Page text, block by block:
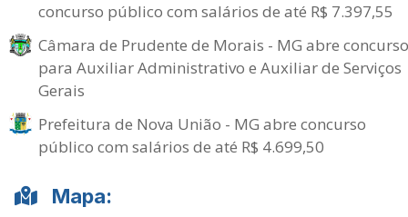
concurso público com salários de até R$ 7.397,55
Câmara de Prudente de Morais - MG abre concurso
para Auxiliar Administrativo e Auxiliar de Serviços
Gerais
Prefeitura de Nova União - MG abre concurso
público com salários de até R$ 4.699,50
Mapa: